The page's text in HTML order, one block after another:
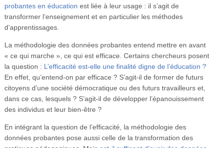
probantes en éducation est liée à leur usage : il s’agit de
transformer l’enseignement et en particulier les méthodes
d’apprentissages.
La méthodologie des données probantes entend mettre en avant
« ce qui marche », ce qui est efficace. Certains chercheurs posent
la question : L’efficacité est-elle une finalité digne de l’éducation ?
En effet, qu’entend-on par efficace ? S’agit-il de former de futurs
citoyens d’une société démocratique ou des futurs travailleurs et,
dans ce cas, lesquels ? S’agit-il de développer l’épanouissement
des individus et leur bien-être ?
En intégrant la question de l’efficacité, la méthodologie des
données probantes pose aussi celle de la transformation des